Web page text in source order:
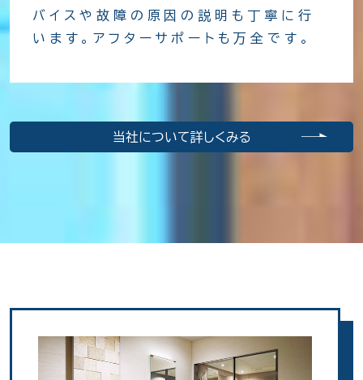
バイスや故障の原因の説明も丁寧に行
います。アフターサポートも万全です。
当社について詳しくみる